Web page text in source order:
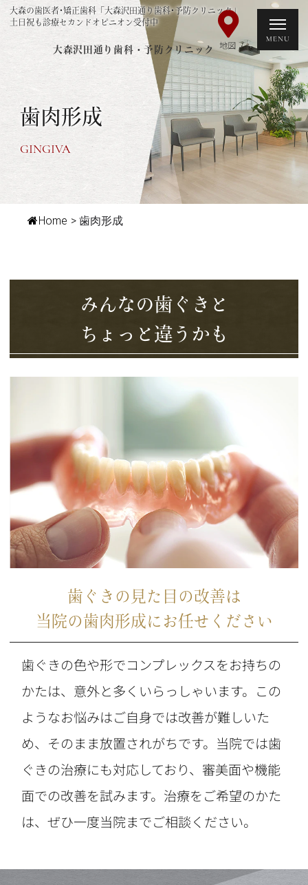
大森の歯医者･矯正歯科「大森沢田通り歯科･予防クリニック」
土日祝も診療セカンドオピニオン受付中
大森沢田通り歯科・予防クリニック
歯肉形成
GINGIVA
Home > 歯肉形成
みんなの歯ぐきと
ちょっと違うかも
歯ぐきの見た目の改善は
当院の歯肉形成にお任せください
歯ぐきの色や形でコンプレックスをお持ちの
かたは、意外と多くいらっしゃいます。この
ようなお悩みはご自身では改善が難しいた
め、そのまま放置されがちです。当院では歯
ぐきの治療にも対応しており、審美面や機能
面での改善を試みます。治療をご希望のかた
は、ぜひ一度当院までご相談ください。